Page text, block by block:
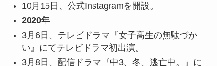
10月15日、公式Instagramを開設。
2020年
3月6日、テレビドラマ『女子高生の無駄づか
い』にてテレビドラマ初出演。
3月8日、配信ドラマ『中3、冬、逃亡中。』に